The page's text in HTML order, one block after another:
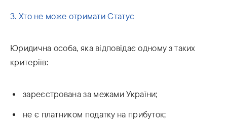
3. Хто не може отримати Статус
Юридична особа, яка відповідає одному з таких
критеріїв:
зареєстрована за межами України;
не є платником податку на прибуток;